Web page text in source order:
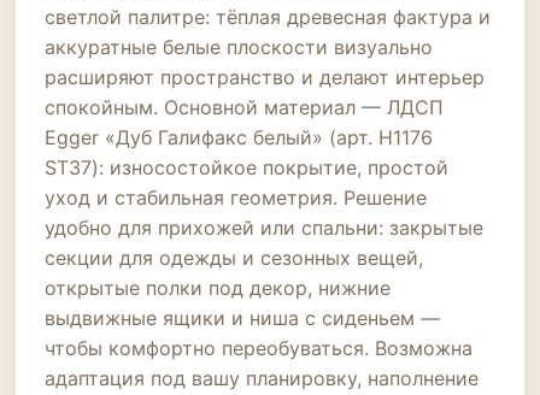
светлой палитре: тёплая древесная фактура и
аккуратные белые плоскости визуально
расширяют пространство и делают интерьер
спокойным. Основной материал — ЛДСП
Egger «Дуб Галифакс белый» (арт. H1176
ST37): износостойкое покрытие, простой
уход и стабильная геометрия. Решение
удобно для прихожей или спальни: закрытые
секции для одежды и сезонных вещей,
открытые полки под декор, нижние
выдвижные ящики и ниша с сиденьем —
чтобы комфортно переобуваться. Возможна
адаптация под вашу планировку, наполнение